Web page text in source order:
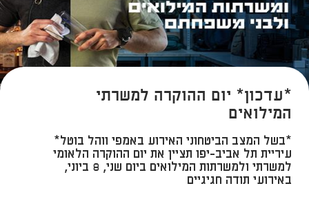
*עדכון* יום ההוקרה למשרתי
המילואים
*בשל המצב הביטחוני האירוע באמפי ווהל בוטל*
עיריית תל אביב-יפו תציין את יום ההוקרה הלאומי
למשרתי ולמשרתות המילואים ביום שני, 8 ביוני,
באירועי תודה חגיגיים